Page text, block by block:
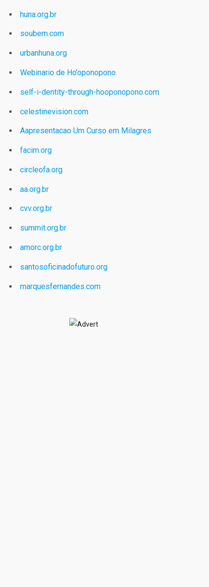
huna.org.br
soubem.com
urbanhuna.org
Webinario de Ho’oponopono
self-i-dentity-through-hooponopono.com
celestinevision.com
Aapresentacao Um Curso em Milagres
facim.org
circleofa.org
aa.org.br
cvv.org.br
summit.org.br
amorc.org.br
santosoficinadofuturo.org
marquesfernandes.com